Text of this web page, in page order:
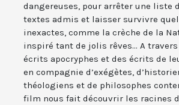
dangereuses, pour arrêter une liste
textes admis et laisser survivre
inexactes, comme la crèche de la
inspiré tant de jolis rêves... A travers
écrits apocryphes et des écrits de
en compagnie d’exégètes,
théologiens et de philosophes
film nous fait découvrir les racines